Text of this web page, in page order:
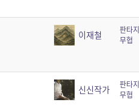
이재철
판타지
무협
신신작가
판타지
무협